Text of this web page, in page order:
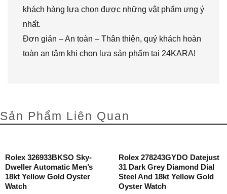
khách hàng lựa chọn được những vật phẩm ưng ý
nhất.
Đơn giản – An toàn – Thân thiện, quý khách hoàn
toàn an tâm khi chọn lựa sản phẩm tại 24KARA!
Sản Phẩm Liên Quan
Rolex 326933BKSO Sky-
Dweller Automatic Men’s
18kt Yellow Gold Oyster
Watch
Rolex 278243GYDO Datejust
31 Dark Grey Diamond Dial
Steel And 18kt Yellow Gold
Oyster Watch